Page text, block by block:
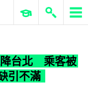
ERP 與商業 AI
降台北 乘客被
引不滿